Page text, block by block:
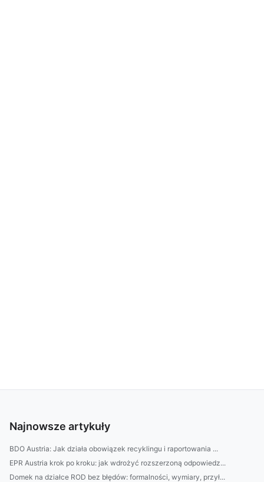
Najnowsze artykuły
BDO Austria: Jak działa obowiązek recyklingu i raportowania ...
EPR Austria krok po kroku: jak wdrożyć rozszerzoną odpowiedz...
Domek na działce ROD bez błędów: formalności, wymiary, przył...